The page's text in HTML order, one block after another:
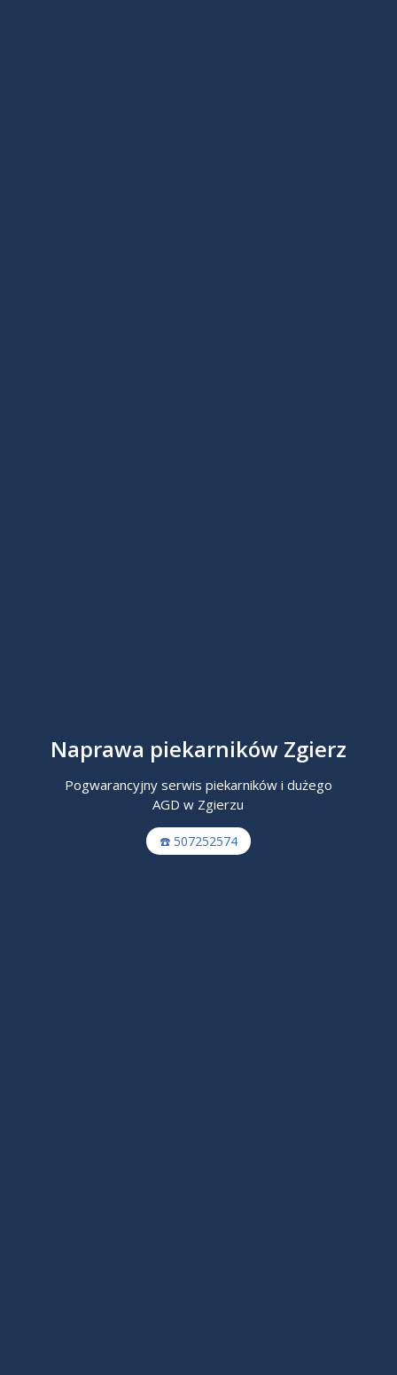
Naprawa piekarników Zgierz
Pogwarancyjny serwis piekarników i dużego
AGD w Zgierzu
☎️ 507252574